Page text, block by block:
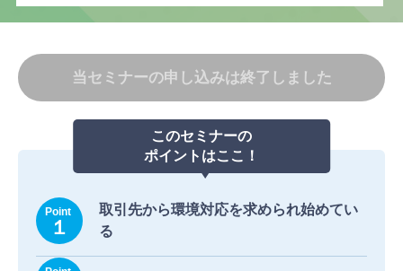
当セミナーの申し込みは終了しました
このセミナーの
ポイントはここ！
取引先から環境対応を求められ始めてい
る